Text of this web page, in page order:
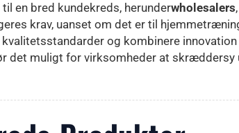
en bred kundekreds, herunderwholesalers,
krav, uanset om det er til
og kombinere
det muligt for virksomheder at skræddersy